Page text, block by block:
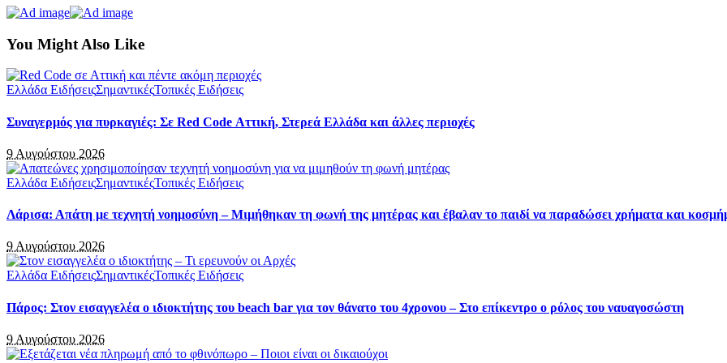
You Might Also Like
Ελλάδα ΕιδήσειςΣημαντικέςΤοπικές Ειδήσεις
Συναγερμός για πυρκαγιές: Σε Red Code Αττική, Στερεά Ελλάδα και άλλες περιοχές
9 Αυγούστου 2026
Ελλάδα ΕιδήσειςΣημαντικέςΤοπικές Ειδήσεις
Λάρισα: Απάτη με τεχνητή νοημοσύνη – Μιμήθηκαν τη φωνή της μητέρας και έβαλαν το παιδί να παραδώσει χρήματα και
9 Αυγούστου 2026
Ελλάδα ΕιδήσειςΣημαντικέςΤοπικές Ειδήσεις
Πάρος: Στον εισαγγελέα ο ιδιοκτήτης του beach bar για τον θάνατο του 4χρονου – Στο επίκεντρο ο ρόλος του ναυαγοσώστη
9 Αυγούστου 2026